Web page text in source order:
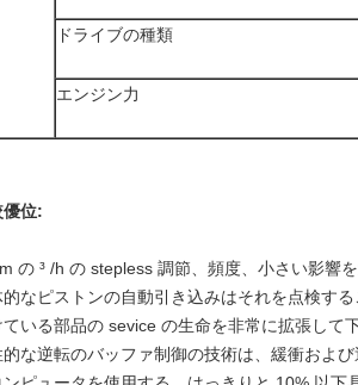
ドライブの種類
エンジン力
優位:
の ³ /h の stepless 調節、頻度、小さい影響
的なピストンの自動引き込みはそれを点検す
いる部品の sevice の生命を非常に拡張して下
的な逆転のバッファ制御の技術は、緩衝およ